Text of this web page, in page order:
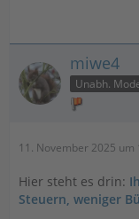
miwe4
11. November 2025 um
Hier steht es drin:
Steuern, weniger